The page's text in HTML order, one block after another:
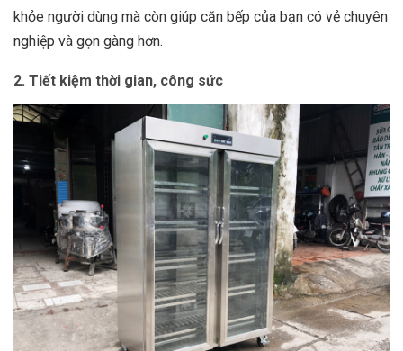
khỏe người dùng mà còn giúp căn bếp của bạn có vẻ chuyên
nghiệp và gọn gàng hơn.
2. Tiết kiệm thời gian, công sức